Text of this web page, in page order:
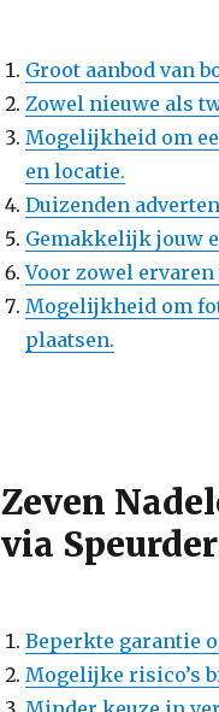
Groot aanbod van
Zowel nieuwe als
Mogelijkheid om
en locatie.
Duizenden
Gemakkelijk jouw
Voor zowel
Mogelijkheid om
plaatsen.
Zeven
via
Beperkte garantie
Mogelijke risico’s